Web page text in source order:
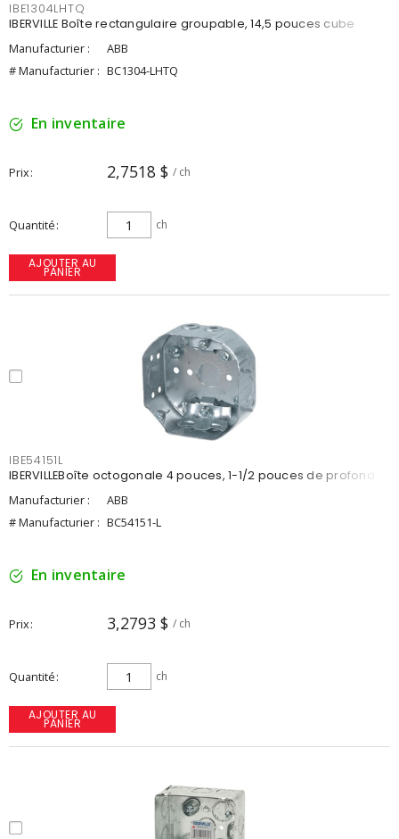
IBE1304LHTQ
IBERVILLE Boîte rectangulaire groupable, 14,5 pouces cube
Manufacturier :
ABB
# Manufacturier : BC1304-LHTQ
En inventaire
Prix 2,7518 $ / ch
Quantité ch
AJOUTER AU
PANIER
IBE54151L
IBERVILLEBoîte octogonale 4 pouces, 1-1/2 pouces de profond
Manufacturier :
ABB
# Manufacturier : BC54151-L
En inventaire
Prix 3,2793 $ / ch
Quantité ch
AJOUTER AU
PANIER